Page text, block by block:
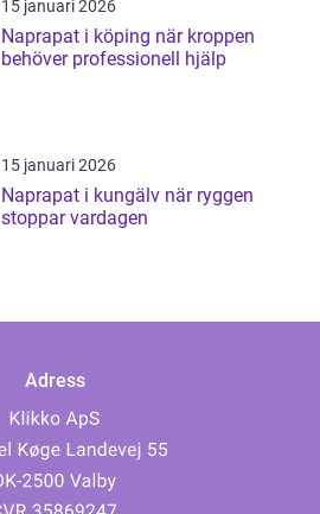
15 januari 2026
Naprapat i köping när kroppen
behöver professionell hjälp
15 januari 2026
Naprapat i kungälv när ryggen
stoppar vardagen
Adress